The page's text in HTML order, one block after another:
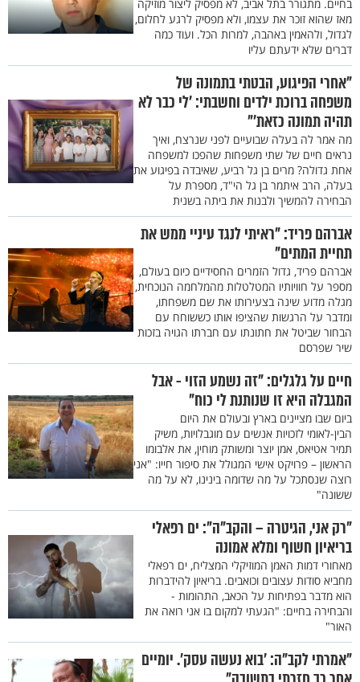
בחיים. מתגורר בתל אביב, לא מפסיק ליצור מוזיקה
מאז שהוא זוכר את עצמו, ולא מפסיק לרגע לחלום,
לגדול, ולהאמין באהבה, למרות הכל. ועוד כמה
דברים שלא ידעתם עליו
"אחרי הפיגוע, הבטתי בתמונה של
משפחה ברוכת ילדים וחשבתי: 'לי כבר לא
תהיה תמונה כזאת'"
מה אמר לה בעלה שבועיים לפני שנרצח, ואיך
נראים חיים של שתי משפחות שהפכו למשפחה
אחת גדולה? מרים בן גל רביע, שאיבדה בפיגוע את
בעלה, הרב איתמר בן גל הי"ד, מספרת על
הבחירה להמשיך ולבנות את ביתה בשנית
אברהם פריד: "ראיתי לנגד עיניי ממש את
תחיית המתים"
אברהם פריד, גדול הזמרים החסידיים כיום בעולם,
מספר על חוויותיו המטלטלות מהמלחמה הנוכחית,
מגלה מדוע שינה בצעירותו את שם משפחתו,
ומדבר על הרגשות שהציפו אותו כששוחח עם
הבחור שביטל את חתונתו עם חברתו הגויה בזכות
שיר שפרסם
חיים על גלגלים: "זה נשמע הזוי - אבל
המגבלה היא זו שנותנת לי כוח"
ביום שבו מציינים בארץ ובעולם את היום
הבין-לאומי לזכויות אנשים עם מוגבלויות, משיק
תמיר אטיאס, אמן יוצר ומשותק מוחין, את אלבומו
הראשון – פרויקט אישי המגולל את סיפור חייו: "אני
רוצה שנסתכל על מה שדומה בינינו, לא על מה
ששונה"
"רק אני, הגיטרה – והקב"ה": ים רפאלי
בריאיון חשוף ומלא אמונה
מאחורי דמות האמן המוזיקלי המצליח, ים רפאלי
מחביא סודות עצובים וכואבים. בריאיון להידברות
הוא מדבר בפתיחות על הכאב, התהומות -
והבחירה בחיים: "הגעתי למקום בו אני רואה את
האור"
"אמרתי לקב"ה: 'בוא נעשה עסק'. יומיים